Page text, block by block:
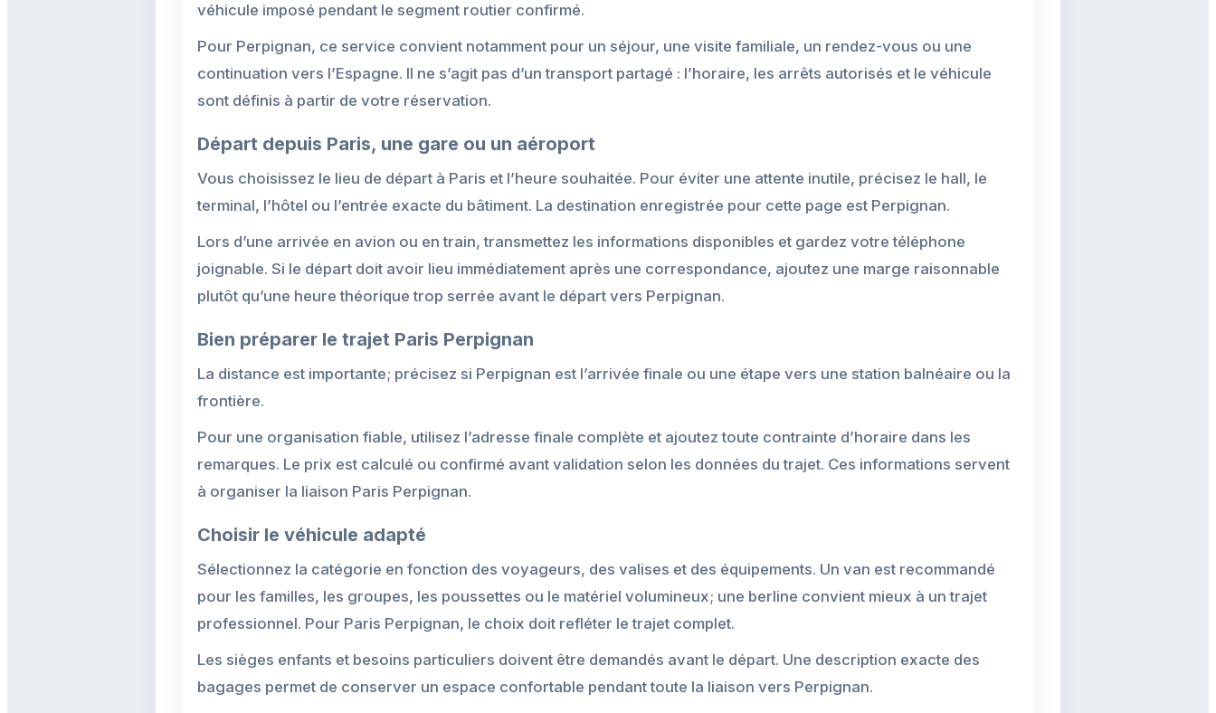
véhicule imposé pendant le segment routier confirmé.
Pour Perpignan, ce service convient notamment pour un séjour, une visite familiale, un rendez-vous ou une
continuation vers l’Espagne. Il ne s’agit pas d’un transport partagé : l’horaire, les arrêts autorisés et le véhicule
sont définis à partir de votre réservation.
Départ depuis Paris, une gare ou un aéroport
Vous choisissez le lieu de départ à Paris et l’heure souhaitée. Pour éviter une attente inutile, précisez le hall, le
terminal, l’hôtel ou l’entrée exacte du bâtiment. La destination enregistrée pour cette page est Perpignan.
Lors d’une arrivée en avion ou en train, transmettez les informations disponibles et gardez votre téléphone
joignable. Si le départ doit avoir lieu immédiatement après une correspondance, ajoutez une marge raisonnable
plutôt qu’une heure théorique trop serrée avant le départ vers Perpignan.
Bien préparer le trajet Paris Perpignan
La distance est importante; précisez si Perpignan est l’arrivée finale ou une étape vers une station balnéaire ou la
frontière.
Pour une organisation fiable, utilisez l’adresse finale complète et ajoutez toute contrainte d’horaire dans les
remarques. Le prix est calculé ou confirmé avant validation selon les données du trajet. Ces informations servent
à organiser la liaison Paris Perpignan.
Choisir le véhicule adapté
Sélectionnez la catégorie en fonction des voyageurs, des valises et des équipements. Un van est recommandé
pour les familles, les groupes, les poussettes ou le matériel volumineux; une berline convient mieux à un trajet
professionnel. Pour Paris Perpignan, le choix doit refléter le trajet complet.
Les sièges enfants et besoins particuliers doivent être demandés avant le départ. Une description exacte des
bagages permet de conserver un espace confortable pendant toute la liaison vers Perpignan.